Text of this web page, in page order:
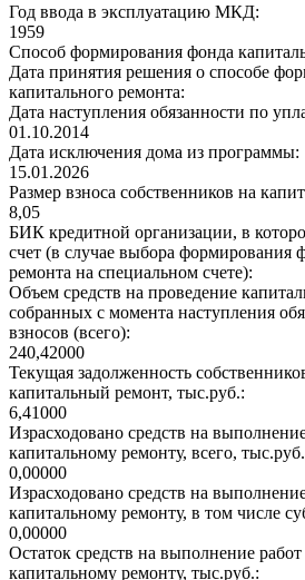
Год ввода в эксплуатацию МКД:
1959
Способ формирования фонда
Дата принятия решения о способе
капитального ремонта:
Дата наступления обязанности по
01.10.2014
Дата исключения дома из программы:
15.01.2026
Размер взноса собственников на
8,05
БИК кредитной организации, в
счет (в случае выбора формирования
ремонта на специальном счете):
Объем средств на проведение
собранных с момента наступления
взносов (всего):
240,42000
Текущая задолженность
капитальный ремонт, тыс.руб.:
6,41000
Израсходовано средств на
капитальному ремонту, всего,
0,00000
Израсходовано средств на
капитальному ремонту, в том числе
0,00000
Остаток средств на выполнение
капитальному ремонту, тыс.руб.: